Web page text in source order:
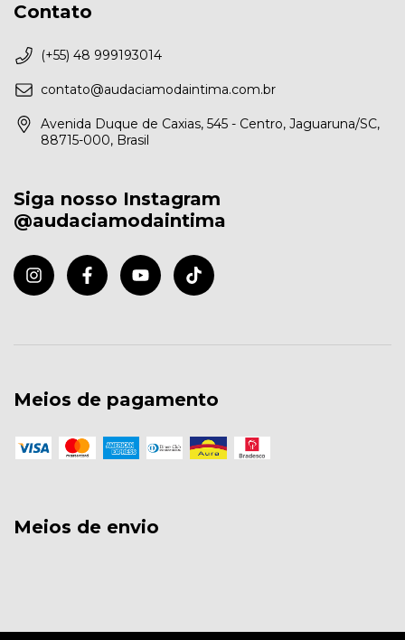
Contato
(+55) 48 999193014
contato@audaciamodaintima.com.br
Avenida Duque de Caxias, 545 - Centro, Jaguaruna/SC,
88715-000, Brasil
Siga nosso Instagram
@audaciamodaintima
Meios de pagamento
Meios de envio